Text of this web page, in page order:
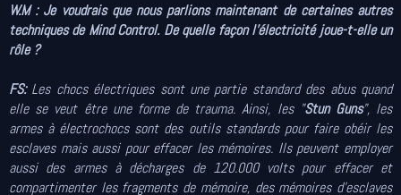
W.M : Je voudrais que nous parlions maintenant de certaines autres
techniques de Mind Control. De quelle façon l'électricité joue-t-elle un
rôle ?
FS:Les chocs électriques sont une partie standard des abus quand
elle se veut être une forme de trauma. Ainsi, les "Stun Guns", les
armes à électrochocs sont des outils standards pour faire obéir les
esclaves mais aussi pour effacer les mémoires. Ils peuvent employer
aussi des armes à décharges de 120.000 volts pour effacer et
compartimenter les fragments de mémoire, des mémoires d'esclaves